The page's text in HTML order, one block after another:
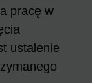
pracę w
ustalenie